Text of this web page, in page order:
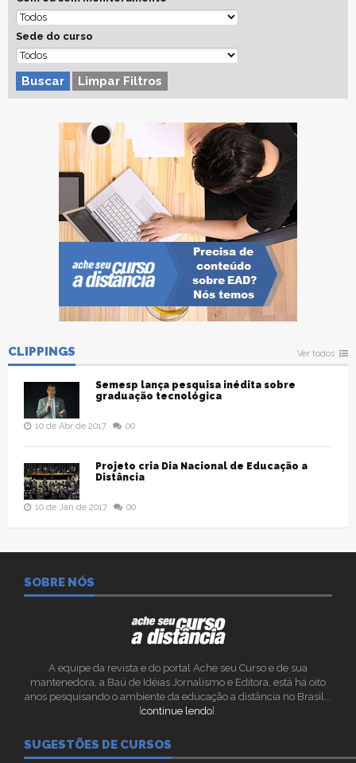
Sede do curso
Buscar Limpar Filtros
CLIPPINGS Ver todos
Semesp lança pesquisa inédita sobre
graduação tecnológica
10 de Abr de 2017 00
Projeto cria Dia Nacional de Educação a
Distância
10 de Jan de 2017 00
SOBRE NÓS
A equipe da revista e do portal Ache seu Curso e de sua
mantenedora, a Baú de Idéias Jornalismo e Editora, está há oito
anos pesquisando o ambiente da educação a distância no Brasil...
[continue lendo].
SUGESTÕES DE CURSOS